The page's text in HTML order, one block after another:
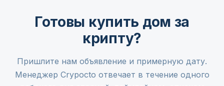
Готовы купить дом за
крипту?
Пришлите нам объявление и примерную дату.
Менеджер Crypocto отвечает в течение одного